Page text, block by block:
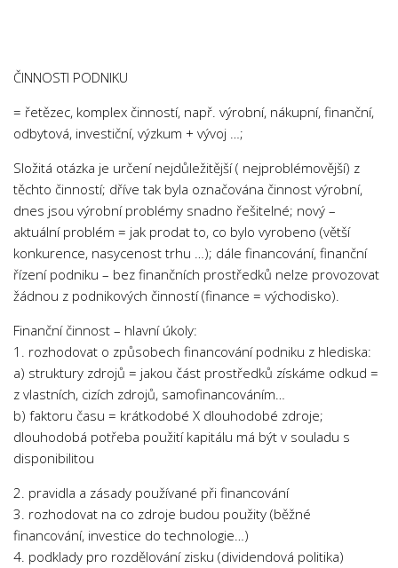
Ekonomie
Informatika
Jazyky
Management
Marketing
Němčina
Občanská nauka
Pedagogika
Právo
Psychologie a Sociologie
Společenské vědy
Účetnictví
Zdravotnictví
Zeměpis
ČINNOSTI PODNIKU
= řetězec, komplex činností, např. výrobní, nákupní, finanční,
odbytová, investiční, výzkum + vývoj …;
Složitá otázka je určení nejdůležitější ( nejproblémovější) z
těchto činností; dříve tak byla označována činnost výrobní,
dnes jsou výrobní problémy snadno řešitelné; nový –
aktuální problém = jak prodat to, co bylo vyrobeno (větší
konkurence, nasycenost trhu …); dále financování, finanční
řízení podniku – bez finančních prostředků nelze provozovat
žádnou z podnikových činností (finance = východisko).
Finanční činnost – hlavní úkoly:
1. rozhodovat o způsobech financování podniku z hlediska:
a) struktury zdrojů = jakou část prostředků získáme odkud =
z vlastních, cizích zdrojů, samofinancováním…
b) faktoru času = krátkodobé X dlouhodobé zdroje;
dlouhodobá potřeba použití kapitálu má být v souladu s
disponibilitou
2. pravidla a zásady používané při financování
3. rozhodovat na co zdroje budou použity (běžné
financování, investice do technologie…)
4. podklady pro rozdělování zisku (dividendová politika)